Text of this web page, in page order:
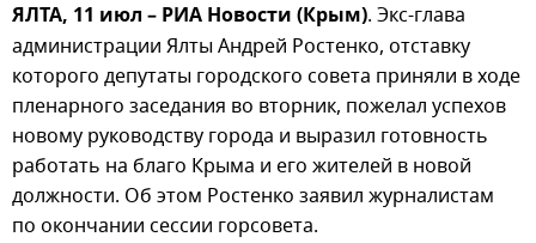
ЯЛТА, 11 июл – РИА Новости (Крым). Экс-глава
администрации Ялты Андрей Ростенко, отставку
которого депутаты городского совета приняли в ходе
пленарного заседания во вторник, пожелал успехов
новому руководству города и выразил готовность
работать на благо Крыма и его жителей в новой
должности. Об этом Ростенко заявил журналистам
по окончании сессии горсовета.